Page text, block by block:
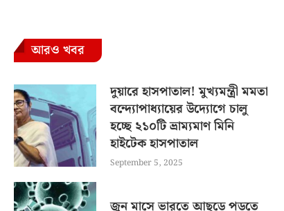
আরও খবর
দুয়ারে হাসপাতাল! মুখ্যমন্ত্রী মমতা
বন্দ্যোপাধ্যায়ের উদ্যোগে চালু
হচ্ছে ২১০টি ভ্রাম্যমাণ মিনি
হাইটেক হাসপাতাল
September 5, 2025
জুন মাসে ভারতে আছড়ে পড়তে